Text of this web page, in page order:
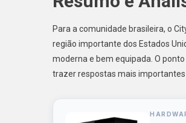
Para a comunidade brasileira, o
região importante dos Estados
moderna e bem equipada. O
trazer respostas mais